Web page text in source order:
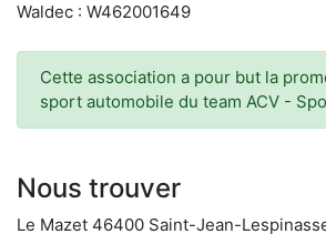
Waldec : W462001649
Cette association a pour but la
sport automobile du team ACV -
Nous trouver
Le Mazet 46400 Saint-Jean-